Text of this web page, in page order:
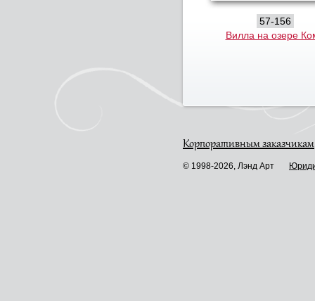
57-156
Вилла на озере
Корпоративным заказчикам
© 1998-2026, Лэнд Арт